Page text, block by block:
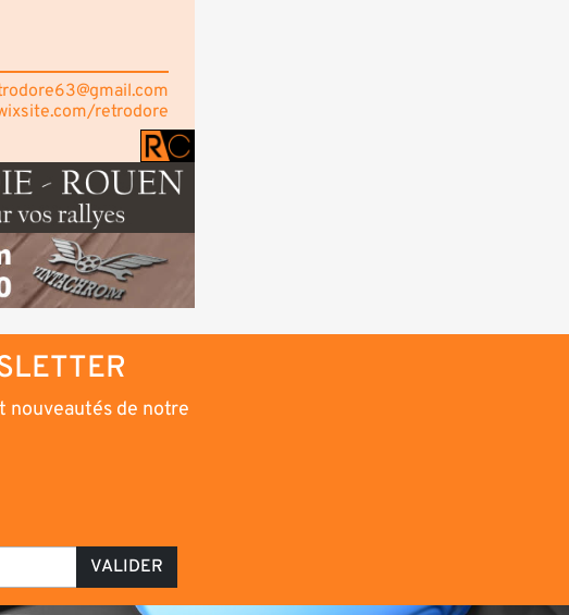
retrodore
nouveautés de notre
VALIDER